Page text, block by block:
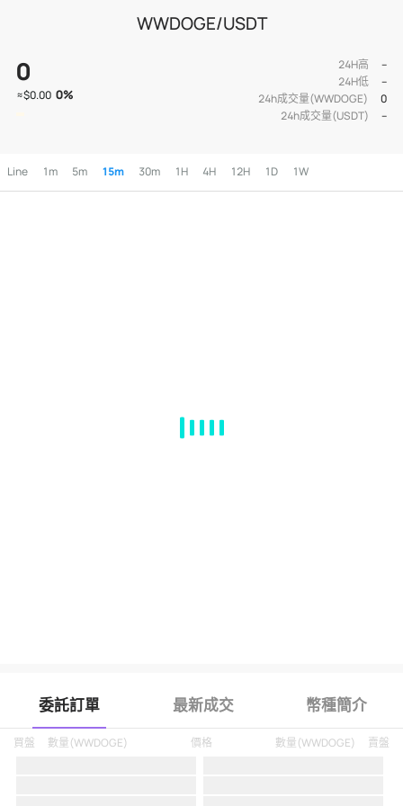
WWDOGE/USDT
0
≈$0.00 0%
24H高
--
24H低
--
24h成交量(WWDOGE)
0
24h成交量(USDT)
--
Line 1m 5m 15m 30m 1H 4H 12H 1D 1W
委託訂單 最新成交 幣種簡介
買盤 數量(WWDOGE) 價格 賣盤
數量(WWDOGE)